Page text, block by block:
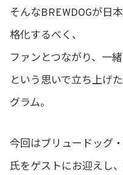
そんなBREWDOGが日
格化するべく、
ファンとつながり、一
という思いで立ち上げ
グラム。
今回はブリュードッグ
氏をゲストにお迎えし